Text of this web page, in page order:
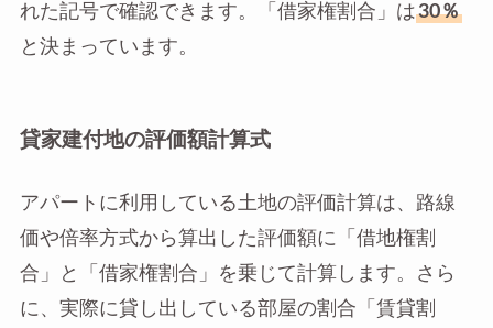
れた記号で確認できます。「借家権割合」は30％
と決まっています。
貸家建付地の評価額計算式
アパートに利用している土地の評価計算は、路線
価や倍率方式から算出した評価額に「借地権割
合」と「借家権割合」を乗じて計算します。さら
に、実際に貸し出している部屋の割合「賃貸割